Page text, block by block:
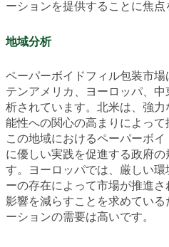
ーションを提供することに焦点
地域分析
ペーパーボイドフィル包装市
テンアメリカ、ヨーロッパ、
析されています。北米は、強
能性への関心の高まりによって
この地域におけるペーパーボ
に優しい実践を促進する政府
す。ヨーロッパでは、厳しい
ーの存在によって市場が推進
影響を減らすことを求めてい
ーションの需要は高いです。